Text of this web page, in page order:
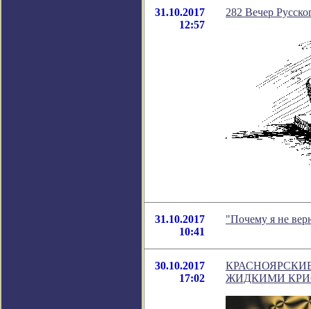
31.10.2017
12:57
282 Вечер
31.10.2017
10:41
"Почему я не
30.10.2017
17:02
ЖИДКИМИ